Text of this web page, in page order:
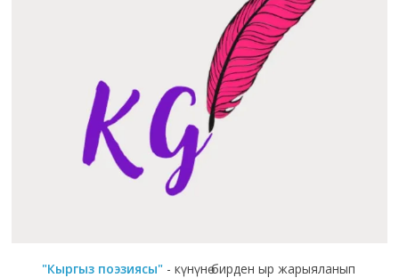
"Кыргыз поэзиясы" - күнүнө бирден ыр жарыяланып